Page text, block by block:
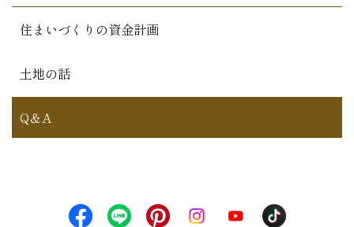
住まいづくりの資金計画
土地の話
Q＆A